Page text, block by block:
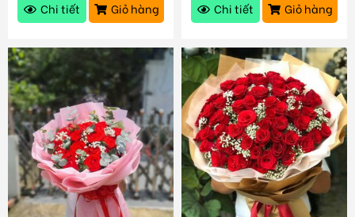
Chi tiết
Giỏ hàng
Chi tiết
Giỏ hàng